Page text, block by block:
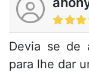
Devia se de
para lhe dar